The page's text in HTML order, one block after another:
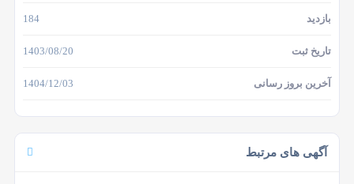
بازدید 184
تاریخ ثبت 1403/08/20
آخرین بروز رسانی 1404/12/03
آگهی های مرتبط